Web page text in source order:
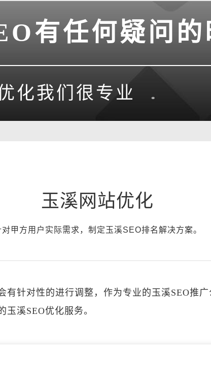
有任何疑问
化我们很专业
玉溪网站优化
对甲方用户实际需求，制定玉溪SEO排名解决方案。
有针对性的进行调整，作为专业的玉溪SEO推
溪SEO优化服务。